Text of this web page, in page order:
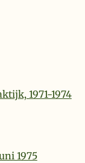
1971-1974
1975